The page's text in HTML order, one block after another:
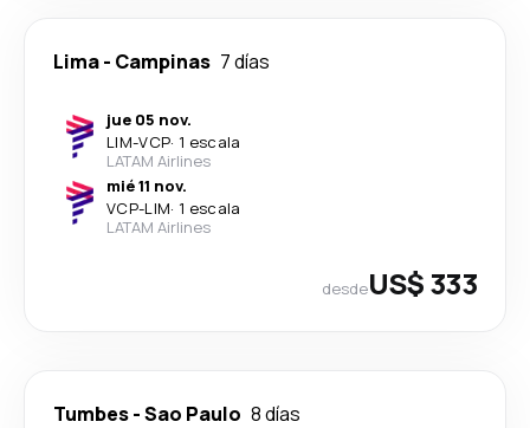
Lima- Campinas 7 días
jue 05 nov.
LIM-VCP· 1 escala
LATAM Airlines
mié 11 nov.
VCP-LIM· 1 escala
LATAM Airlines
desdeUS$ 333
Tumbes-Sao Paulo 8 días